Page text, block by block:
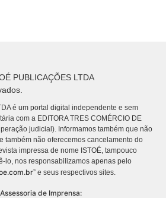
PUBLICAÇÕES LTDA
é um portal digital independente e sem
com a EDITORA TRES COMÉRCIO DE
judicial). Informamos também que não
também não oferecemos cancelamento do
impressa de nome ISTOÉ, tampouco
lo, nos responsabilizamos apenas pelo
” e seus respectivos sites.
Assessoria de Imprensa: